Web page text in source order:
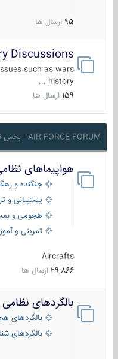
95 ارسال ها
Discussions
issues such as wars
history ...
159 ارسال ها
AIR FORCE FORUM - بخش نیروی هوایی
هواپیماهای نظامی
جنگنده و رهگیر
پشتیبانی و
هجومی و بمب
تمرینی و
Aircrafts
29,866 ارسال ها
بالگردهای نظامی
بالگردهای
بالگردهای